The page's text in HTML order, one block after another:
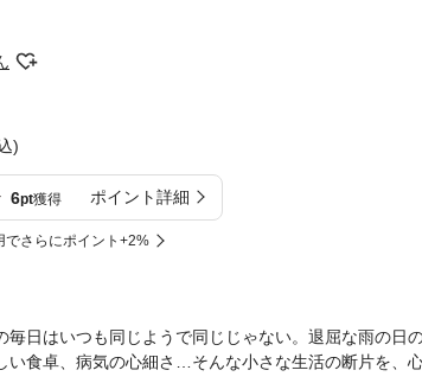
)
6pt獲得 ポイント詳細
でさらにポイント+2%
毎日はいつも同じようで同じじゃない。退屈な雨の日
い食卓、病気の心細さ…そんな小さな生活の断片を、